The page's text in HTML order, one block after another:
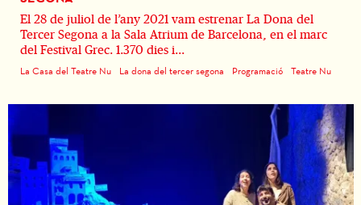
El 28 de juliol de l’any 2021 vam estrenar La Dona del
Tercer Segona a la Sala Atrium de Barcelona, en el marc
del Festival Grec. 1.370 dies i...
La Casa del Teatre Nu La dona del tercer segona Programació Teatre Nu